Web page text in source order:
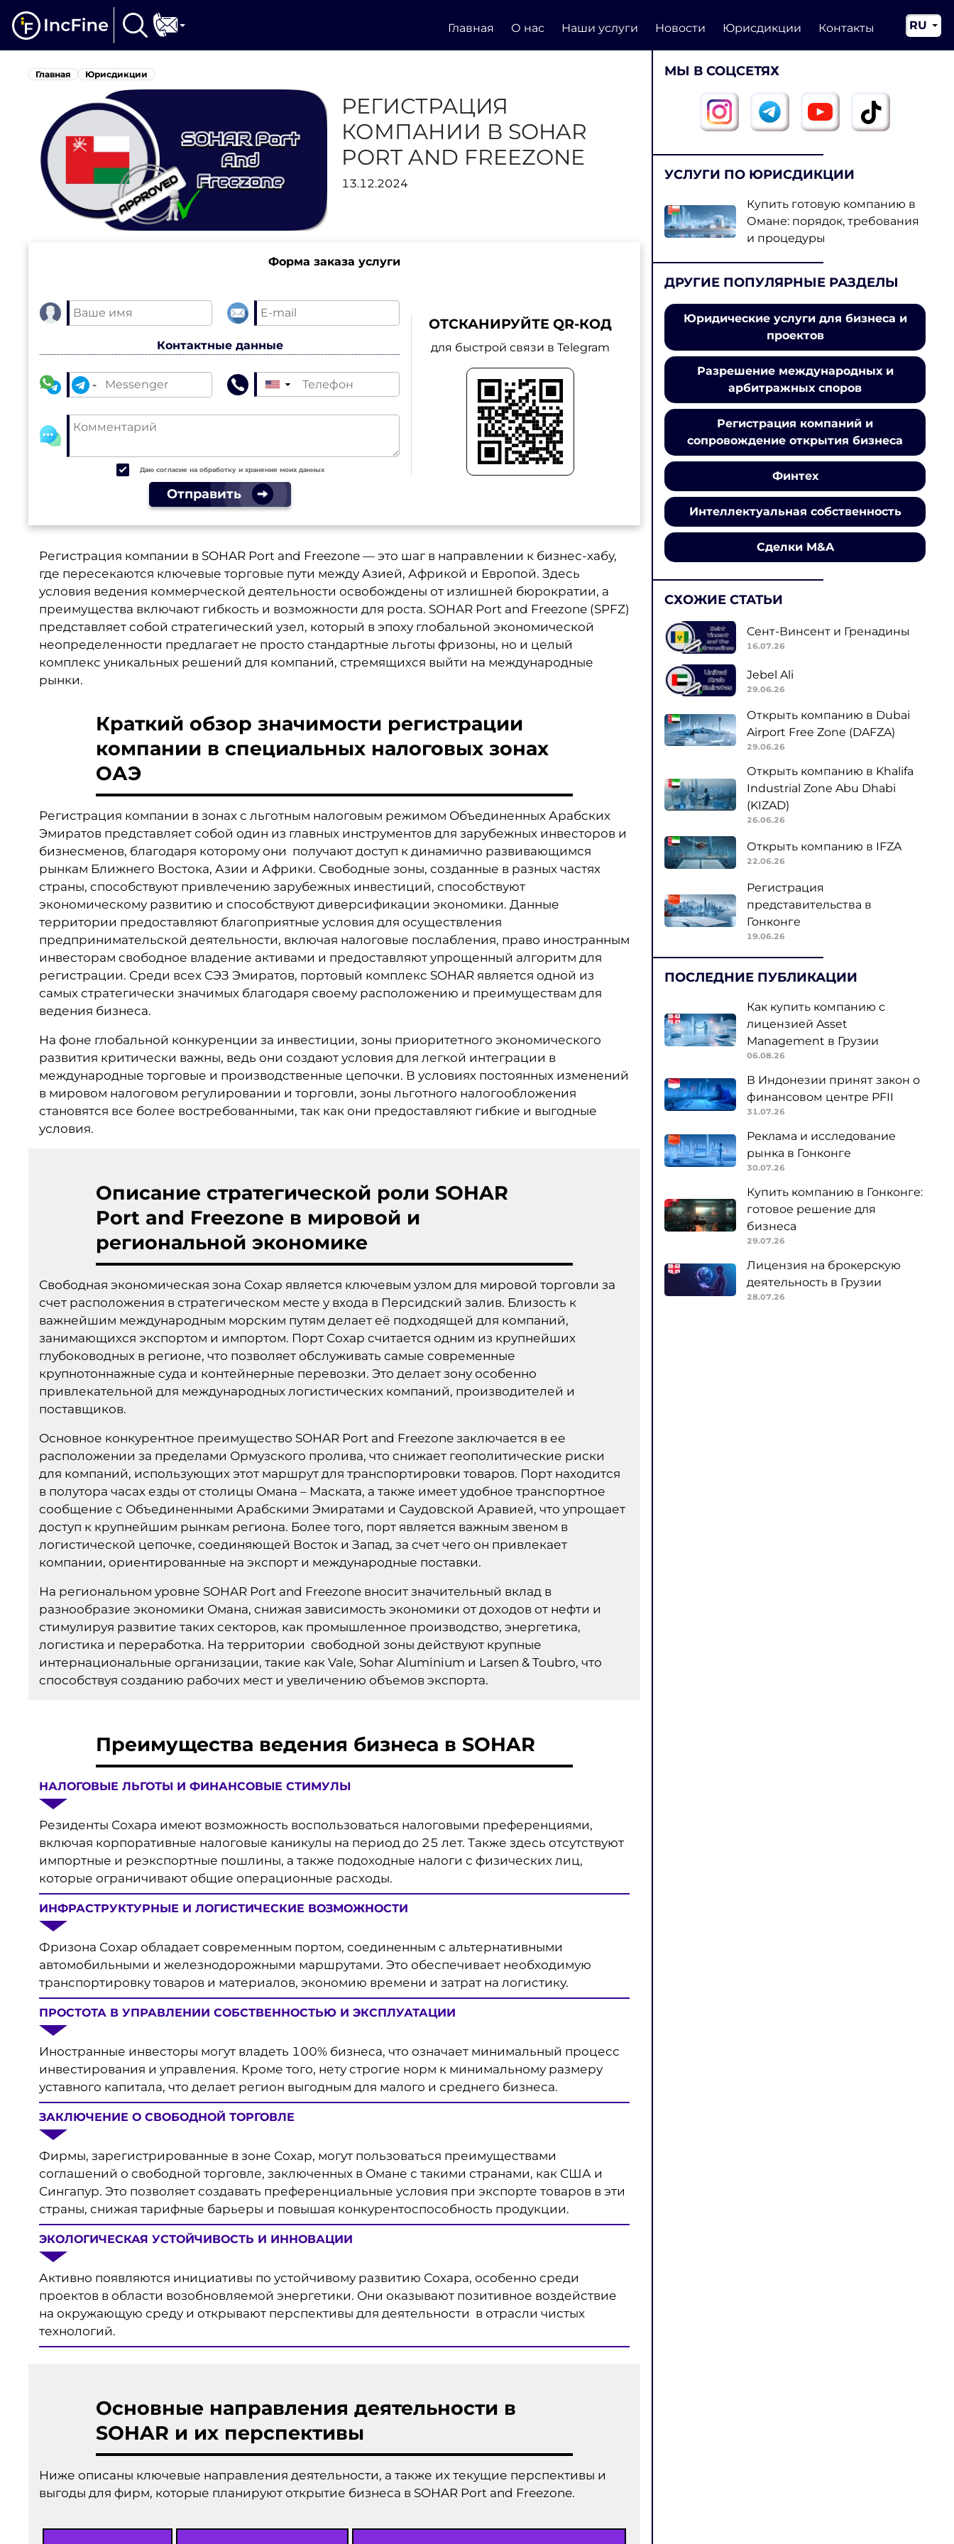
Главная О нас Наши услуги Новости Юрисдикции Контакты
RU
EN
Главная Юрисдикции
РЕГИСТРАЦИЯ
КОМПАНИИ В SOHAR
PORT AND FREEZONE
13.12.2024
Форма заказа услуги
Контактные данные
▼
Даю согласие на обработку и хранение моих данных
Отправить
ОТСКАНИРУЙТЕ QR-КОД
для быстрой связи в Telegram
Регистрация компании в SOHAR Port and Freezone — это шаг в направлении к бизнес-хабу,
где пересекаются ключевые торговые пути между Азией, Африкой и Европой. Здесь
условия ведения коммерческой деятельности освобождены от излишней бюрократии, а
преимущества включают гибкость и возможности для роста. SOHAR Port and Freezone (SPFZ)
представляет собой стратегический узел, который в эпоху глобальной экономической
неопределенности предлагает не просто стандартные льготы фризоны, но и целый
комплекс уникальных решений для компаний, стремящихся выйти на международные
рынки.
Краткий обзор значимости регистрации
компании в специальных налоговых зонах
ОАЭ
Регистрация компании в зонах с льготным налоговым режимом Объединенных Арабских
Эмиратов представляет собой один из главных инструментов для зарубежных инвесторов и
бизнесменов, благодаря которому они получают доступ к динамично развивающимся
рынкам Ближнего Востока, Азии и Африки. Свободные зоны, созданные в разных частях
страны, способствуют привлечению зарубежных инвестиций, способствуют
экономическому развитию и способствуют диверсификации экономики. Данные
территории предоставляют благоприятные условия для осуществления
предпринимательской деятельности, включая налоговые послабления, право иностранным
инвесторам свободное владение активами и предоставляют упрощенный алгоритм для
регистрации. Среди всех СЭЗ Эмиратов, портовый комплекс SOHAR является одной из
самых стратегически значимых благодаря своему расположению и преимуществам для
ведения бизнеса.
На фоне глобальной конкуренции за инвестиции, зоны приоритетного экономического
развития критически важны, ведь они создают условия для легкой интеграции в
международные торговые и производственные цепочки. В условиях постоянных изменений
в мировом налоговом регулировании и торговли, зоны льготного налогообложения
становятся все более востребованными, так как они предоставляют гибкие и выгодные
условия.
Описание стратегической роли SOHAR
Port and Freezone в мировой и
региональной экономике
Свободная экономическая зона Сохар является ключевым узлом для мировой торговли за
счет расположения в стратегическом месте у входа в Персидский залив. Близость к
важнейшим международным морским путям делает её подходящей для компаний,
занимающихся экспортом и импортом. Порт Сохар считается одним из крупнейших
глубоководных в регионе, что позволяет обслуживать самые современные
крупнотоннажные суда и контейнерные перевозки. Это делает зону особенно
привлекательной для международных логистических компаний, производителей и
поставщиков.
Основное конкурентное преимущество SOHAR Port and Freezone заключается в ее
расположении за пределами Ормузского пролива, что снижает геополитические риски
для компаний, использующих этот маршрут для транспортировки товаров. Порт находится
в полутора часах езды от столицы Омана – Маската, а также имеет удобное транспортное
сообщение с Объединенными Арабскими Эмиратами и Саудовской Аравией, что упрощает
доступ к крупнейшим рынкам региона. Более того, порт является важным звеном в
логистической цепочке, соединяющей Восток и Запад, за счет чего он привлекает
компании, ориентированные на экспорт и международные поставки.
На региональном уровне SOHAR Port and Freezone вносит значительный вклад в
разнообразие экономики Омана, снижая зависимость экономики от доходов от нефти и
стимулируя развитие таких секторов, как промышленное производство, энергетика,
логистика и переработка. На территории свободной зоны действуют крупные
интернациональные организации, такие как Vale, Sohar Aluminium и Larsen & Toubro, что
способствуя созданию рабочих мест и увеличению объемов экспорта.
Преимущества ведения бизнеса в SOHAR
НАЛОГОВЫЕ ЛЬГОТЫ И ФИНАНСОВЫЕ СТИМУЛЫ
Резиденты Сохара имеют возможность воспользоваться налоговыми преференциями,
включая корпоративные налоговые каникулы на период до 25 лет. Также здесь отсутствуют
импортные и реэкспортные пошлины, а также подоходные налоги с физических лиц,
которые ограничивают общие операционные расходы.
ИНФРАСТРУКТУРНЫЕ И ЛОГИСТИЧЕСКИЕ ВОЗМОЖНОСТИ
Фризона Сохар обладает современным портом, соединенным с альтернативными
автомобильными и железнодорожными маршрутами. Это обеспечивает необходимую
транспортировку товаров и материалов, экономию времени и затрат на логистику.
ПРОСТОТА В УПРАВЛЕНИИ СОБСТВЕННОСТЬЮ И ЭКСПЛУАТАЦИИ
Иностранные инвесторы могут владеть 100% бизнеса, что означает минимальный процесс
инвестирования и управления. Кроме того, нету строгие норм к минимальному размеру
уставного капитала, что делает регион выгодным для малого и среднего бизнеса.
ЗАКЛЮЧЕНИЕ О СВОБОДНОЙ ТОРГОВЛЕ
Фирмы, зарегистрированные в зоне Сохар, могут пользоваться преимуществами
соглашений о свободной торговле, заключенных в Омане с такими странами, как США и
Сингапур. Это позволяет создавать преференциальные условия при экспорте товаров в эти
страны, снижая тарифные барьеры и повышая конкурентоспособность продукции.
ЭКОЛОГИЧЕСКАЯ УСТОЙЧИВОСТЬ И ИННОВАЦИИ
Активно появляются инициативы по устойчивому развитию Сохара, особенно среди
проектов в области возобновляемой энергетики. Они оказывают позитивное воздействие
на окружающую среду и открывают перспективы для деятельности в отрасли чистых
технологий.
Основные направления деятельности в
SOHAR и их перспективы
Ниже описаны ключевые направления деятельности, а также их текущие перспективы и
выгоды для фирм, которые планируют открытие бизнеса в SOHAR Port and Freezone.
МЫ В СОЦСЕТЯХ
УСЛУГИ ПО ЮРИСДИКЦИИ
Купить готовую компанию в
Омане: порядок, требования
и процедуры
ДРУГИЕ ПОПУЛЯРНЫЕ РАЗДЕЛЫ
Юридические услуги для бизнеса и
проектов
Разрешение международных и
арбитражных споров
Регистрация компаний и
сопровождение открытия бизнеса
Финтех
Интеллектуальная собственность
Сделки M&A
СХОЖИЕ СТАТЬИ
Сент-Винсент и Гренадины
16.07.26
Jebel Ali
29.06.26
Открыть компанию в Dubai
Airport Free Zone (DAFZA)
29.06.26
Открыть компанию в Khalifa
Industrial Zone Abu Dhabi
(KIZAD)
26.06.26
Открыть компанию в IFZA
22.06.26
Регистрация
представительства в
Гонконге
19.06.26
ПОСЛЕДНИЕ ПУБЛИКАЦИИ
Как купить компанию с
лицензией Asset
Management в Грузии
06.08.26
В Индонезии принят закон о
финансовом центре PFII
31.07.26
Реклама и исследование
рынка в Гонконге
30.07.26
Купить компанию в Гонконге:
готовое решение для
бизнеса
29.07.26
Лицензия на брокерскую
деятельность в Грузии
28.07.26